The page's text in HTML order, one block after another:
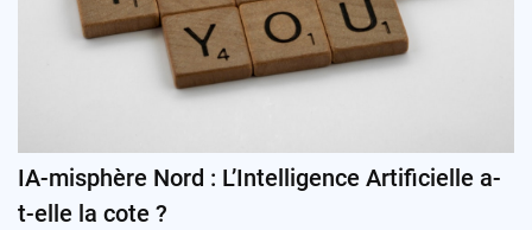
IA-misphère Nord : L’Intelligence Artificielle a-
t-elle la cote ?